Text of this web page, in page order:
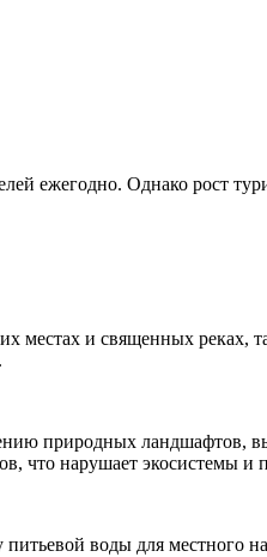
ежегодно. Однако рост
местах и священных реках,
природных ландшафтов,
что нарушает экосистемы и
воды для местного